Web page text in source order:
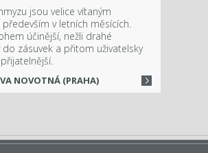
jsou velice vítaným
v letních měsících.
účinější, nežli drahé
do zásuvek a přitom uživatelsky
NOVOTNÁ (PRAHA)